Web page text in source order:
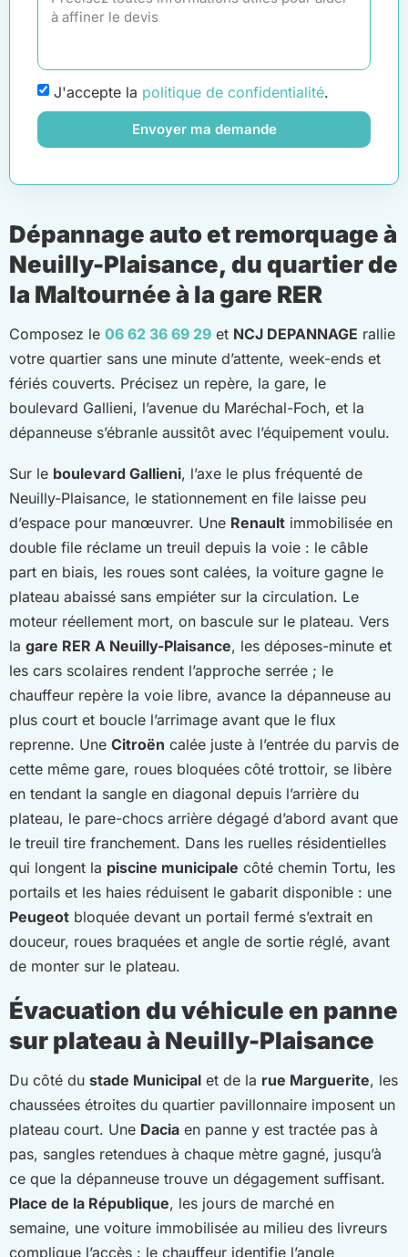
J'accepte la politique de confidentialité.
Envoyer ma demande
Dépannage auto et remorquage à
Neuilly-Plaisance, du quartier de
la Maltournée à la gare RER
Composez le 06 62 36 69 29 et NCJ DEPANNAGE rallie
votre quartier sans une minute d’attente, week-ends et
fériés couverts. Précisez un repère, la gare, le
boulevard Gallieni, l’avenue du Maréchal-Foch, et la
dépanneuse s’ébranle aussitôt avec l’équipement voulu.
Sur le boulevard Gallieni, l’axe le plus fréquenté de
Neuilly-Plaisance, le stationnement en file laisse peu
d’espace pour manœuvrer. Une Renault immobilisée en
double file réclame un treuil depuis la voie : le câble
part en biais, les roues sont calées, la voiture gagne le
plateau abaissé sans empiéter sur la circulation. Le
moteur réellement mort, on bascule sur le plateau. Vers
la gare RER A Neuilly-Plaisance, les déposes-minute et
les cars scolaires rendent l’approche serrée ; le
chauffeur repère la voie libre, avance la dépanneuse au
plus court et boucle l’arrimage avant que le flux
reprenne. Une Citroën calée juste à l’entrée du parvis de
cette même gare, roues bloquées côté trottoir, se libère
en tendant la sangle en diagonal depuis l’arrière du
plateau, le pare-chocs arrière dégagé d’abord avant que
le treuil tire franchement. Dans les ruelles résidentielles
qui longent la piscine municipale côté chemin Tortu, les
portails et les haies réduisent le gabarit disponible : une
Peugeot bloquée devant un portail fermé s’extrait en
douceur, roues braquées et angle de sortie réglé, avant
de monter sur le plateau.
Évacuation du véhicule en panne
sur plateau à Neuilly-Plaisance
Du côté du stade Municipal et de la rue Marguerite, les
chaussées étroites du quartier pavillonnaire imposent un
plateau court. Une Dacia en panne y est tractée pas à
pas, sangles retendues à chaque mètre gagné, jusqu’à
ce que la dépanneuse trouve un dégagement suffisant.
Place de la République, les jours de marché en
semaine, une voiture immobilisée au milieu des livreurs
complique l’accès : le chauffeur identifie l’angle